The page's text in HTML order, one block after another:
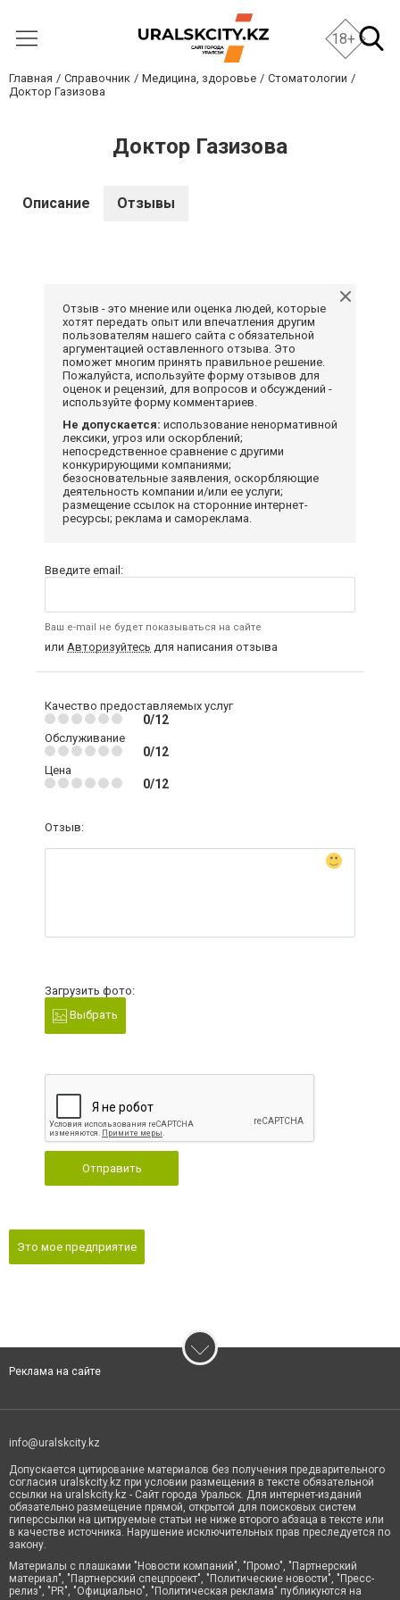
18+
Главная Справочник Медицина, здоровье
Стоматологии
Доктор Газизова
Доктор Газизова
Описание Отзывы
Отзыв - это мнение или оценка людей, которые
хотят передать опыт или впечатления другим
пользователям нашего сайта с обязательной
аргументацией оставленного отзыва. Это
поможет многим принять правильное решение.
Пожалуйста, используйте форму отзывов для
оценок и рецензий, для вопросов и обсуждений -
используйте форму комментариев.
Не допускается: использование ненормативной
лексики, угроз или оскорблений;
непосредственное сравнение с другими
конкурирующими компаниями;
безосновательные заявления, оскорбляющие
деятельность компании и/или ее услуги;
размещение ссылок на сторонние интернет-
ресурсы; реклама и самореклама.
Введите email:
Ваш e-mail не будет показываться на сайте
или Авторизуйтесь для написания отзыва
Качество предоставляемых услуг
0/12
Обслуживание
0/12
Цена
0/12
Отзыв:
Загрузить фото:
Выбрать
Отправить
Это мое предприятие
Реклама на сайте
info@uralskcity.kz
Допускается цитирование материалов без получения предварительного
согласия uralskcity.kz при условии размещения в тексте обязательной
ссылки на uralskcity.kz - Сайт города Уральск. Для интернет-изданий
обязательно размещение прямой, открытой для поисковых систем
гиперссылки на цитируемые статьи не ниже второго абзаца в тексте или
в качестве источника. Нарушение исключительных прав преследуется по
закону.
Материалы с плашками "Новости компаний", "Промо", "Партнерский
материал", "Партнерский спецпроект", "Политические новости", "Пресс-
релиз", "PR", "Официально", "Политическая реклама" публикуются на